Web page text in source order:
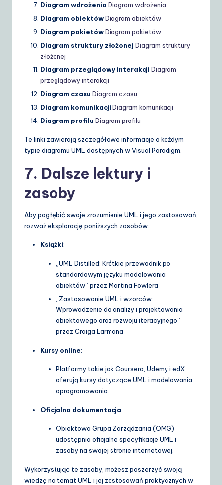
Diagram wdrożenia Diagram wdrożenia
Diagram obiektówDiagram obiektów
Diagram pakietówDiagram pakietów
Diagram struktury złożonej Diagram struktury
złożonej
Diagram przeglądowy interakcji Diagram
przeglądowy interakcji
Diagram czasu Diagram czasu
Diagram komunikacji Diagram komunikacji
Diagram profilu Diagram profilu
Te linki zawierają szczegółowe informacje o każdym
typie diagramu UML dostępnych w Visual Paradigm.
7. Dalsze lektury i
zasoby
Aby pogłębić swoje zrozumienie UML i jego zastosowań,
rozważ eksplorację poniższych zasobów:
Książki:
„UML Distilled: Krótkie przewodnik po
standardowym języku modelowania
obiektów” przez Martina Fowlera
„Zastosowanie UML i wzorców:
Wprowadzenie do analizy i projektowania
obiektowego oraz rozwoju iteracyjnego”
przez Craiga Larmana
Kursy online:
Platformy takie jak Coursera, Udemy i edX
oferują kursy dotyczące UML i modelowania
oprogramowania.
Oficjalna dokumentacja:
Obiektowa Grupa Zarządzania (OMG)
udostępnia oficjalne specyfikacje UML i
zasoby na swojej stronie internetowej.
Wykorzystując te zasoby, możesz poszerzyć swoją
wiedzę na temat UML i jej zastosowań praktycznych w